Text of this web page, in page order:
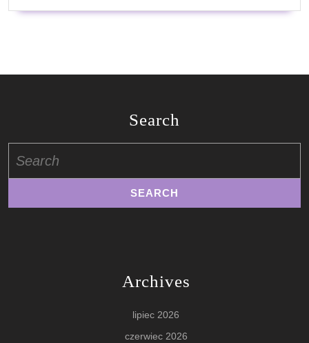
Search
for:
Archives
lipiec 2026
czerwiec 2026